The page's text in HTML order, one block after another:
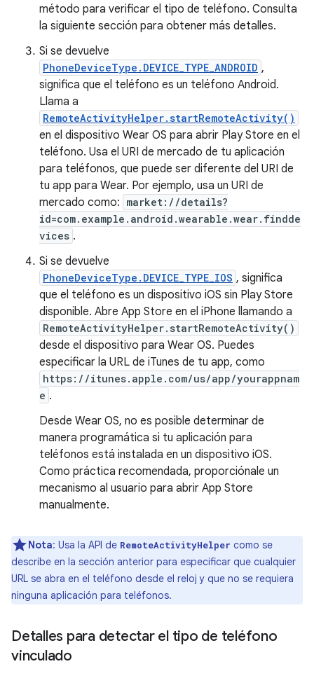
método para verificar el tipo de teléfono. Consulta
la siguiente sección para obtener más detalles.
Si se devuelve
PhoneDeviceType.DEVICE_TYPE_ANDROID ,
significa que el teléfono es un teléfono Android.
Llama a
RemoteActivityHelper.startRemoteActivity()
en el dispositivo Wear OS para abrir Play Store en el
teléfono. Usa el URI de mercado de tu aplicación
para teléfonos, que puede ser diferente del URI de
tu app para Wear. Por ejemplo, usa un URI de
mercado como: market://details?
id=com.example.android.wearable.wear.findde
vices .
Si se devuelve
PhoneDeviceType.DEVICE_TYPE_IOS , significa
que el teléfono es un dispositivo iOS sin Play Store
disponible. Abre App Store en el iPhone llamando a
RemoteActivityHelper.startRemoteActivity()
desde el dispositivo para Wear OS. Puedes
especificar la URL de iTunes de tu app, como
https://itunes.apple.com/us/app/yourappnam
e .
Desde Wear OS, no es posible determinar de
manera programática si tu aplicación para
teléfonos está instalada en un dispositivo iOS.
Como práctica recomendada, proporciónale un
mecanismo al usuario para abrir App Store
manualmente.
Nota: Usa la API de RemoteActivityHelper como se
describe en la sección anterior para especificar que cualquier
URL se abra en el teléfono desde el reloj y que no se requiera
ninguna aplicación para teléfonos.
Detalles para detectar el tipo de teléfono
vinculado